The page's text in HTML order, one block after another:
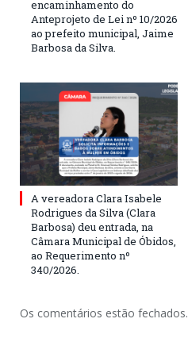
encaminhamento do
Anteprojeto de Lei nº 10/2026
ao prefeito municipal, Jaime
Barbosa da Silva.
A vereadora Clara Isabele
Rodrigues da Silva (Clara
Barbosa) deu entrada, na
Câmara Municipal de Óbidos,
ao Requerimento nº
340/2026.
Os comentários estão fechados.